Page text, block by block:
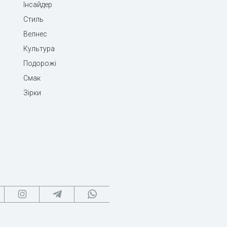
Інсайдер
Стиль
Велнес
Культура
Подорожі
Смак
Зірки